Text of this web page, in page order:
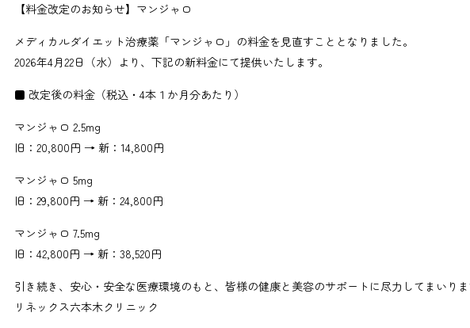
【料金改定のお知らせ】マンジャロ
メディカルダイエット治療薬「マンジャロ」の料金を見直すこととなりました。
2026年4月22日（水）より、下記の新料金にて提供いたします。
■ 改定後の料金（税込・4本１か月分あたり）
マンジャロ 2.5mg
旧：20,800円 → 新：14,800円
マンジャロ 5mg
旧：29,800円 → 新：24,800円
マンジャロ 7.5mg
旧：42,800円 → 新：38,520円
引き続き、安心・安全な医療環境のもと、皆様の健康と美容のサポートに尽力してまいり
リネックス六本木クリニック